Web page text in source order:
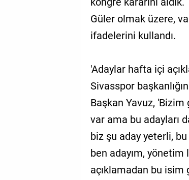
Güler olmak üzere,
ifadelerini kullandı.
'Adaylar hafta içi
Sivasspor
Başkan Yavuz,
var ama bu adayları
biz şu aday yeterli,
ben adayım,
açıklamadan bu isim